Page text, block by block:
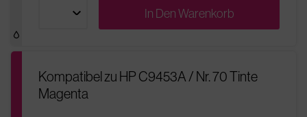
In DenWarenkorb
Kompatibel zu HP C9453A / Nr. 70 Tinte
Magenta